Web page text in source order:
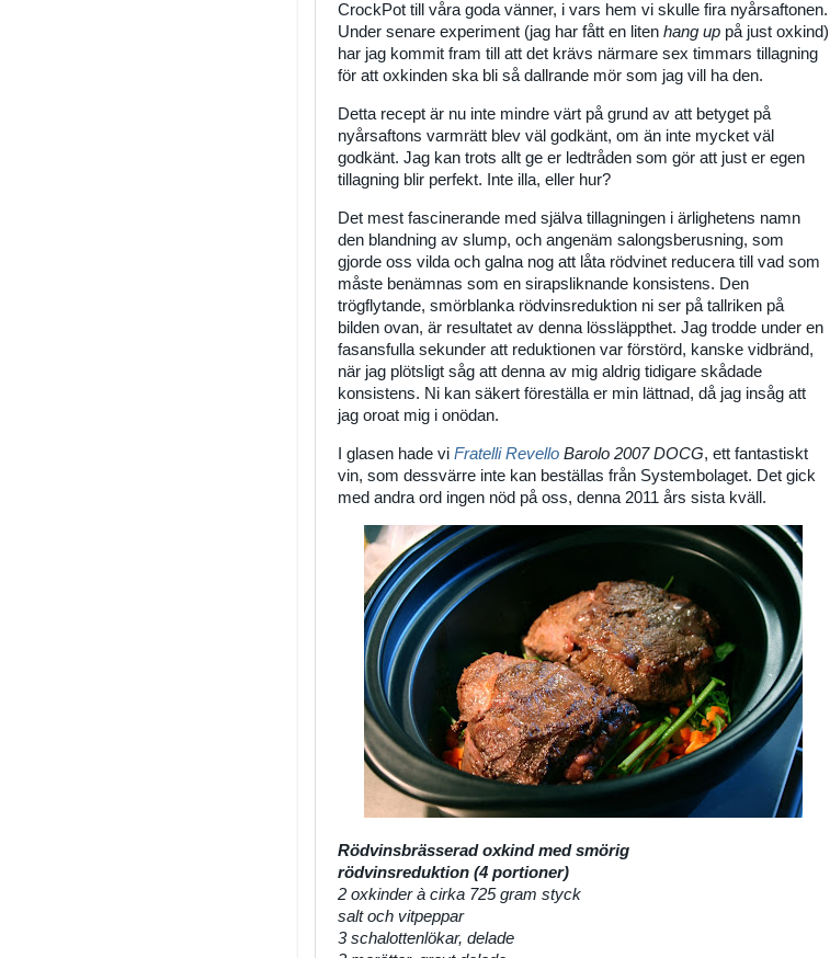
CrockPot till våra goda vänner, i vars hem vi skulle fira nyårsaftonen.
Under senare experiment (jag har fått en liten hang up på just oxkind)
har jag kommit fram till att det krävs närmare sex timmars tillagning
för att oxkinden ska bli så dallrande mör som jag vill ha den.
Detta recept är nu inte mindre värt på grund av att betyget på
nyårsaftons varmrätt blev väl godkänt, om än inte mycket väl
godkänt. Jag kan trots allt ge er ledtråden som gör att just er egen
tillagning blir perfekt. Inte illa, eller hur?
Det mest fascinerande med själva tillagningen i ärlighetens namn
den blandning av slump, och angenäm salongsberusning, som
gjorde oss vilda och galna nog att låta rödvinet reducera till vad som
måste benämnas som en sirapsliknande konsistens. Den
trögflytande, smörblanka rödvinsreduktion ni ser på tallriken på
bilden ovan, är resultatet av denna lössläppthet. Jag trodde under en
fasansfulla sekunder att reduktionen var förstörd, kanske vidbränd,
när jag plötsligt såg att denna av mig aldrig tidigare skådade
konsistens. Ni kan säkert föreställa er min lättnad, då jag insåg att
jag oroat mig i onödan.
I glasen hade vi Fratelli Revello Barolo 2007 DOCG, ett fantastiskt
vin, som dessvärre inte kan beställas från Systembolaget. Det gick
med andra ord ingen nöd på oss, denna 2011 års sista kväll.
Rödvinsbrässerad oxkind med smörig
rödvinsreduktion (4 portioner)
2 oxkinder à cirka 725 gram styck
salt och vitpeppar
3 schalottenlökar, delade